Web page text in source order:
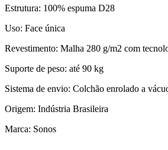
Estrutura: 100% espuma D28
Uso: Face única
Revestimento: Malha 280 g/m2 com
Suporte de peso: até 90 kg
Sistema de envio: Colchão enrolado a
Origem: Indústria Brasileira
Marca: Sonos